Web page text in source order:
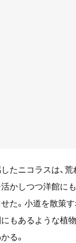
たニコラスは、
かしつつ洋館に
た。小道を散策
もあるような植
る。